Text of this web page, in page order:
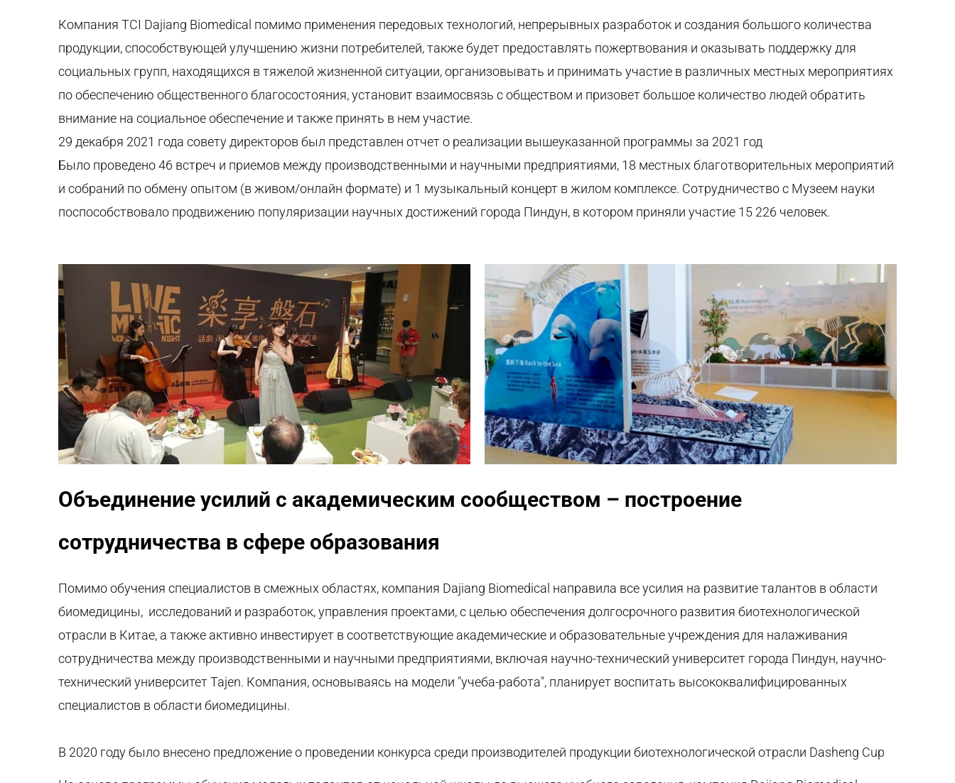
Компания TCI Dajiang Biomedical помимо применения передовых технологий, непрерывных разработок и создания большого количества
продукции, способствующей улучшению жизни потребителей, также будет предоставлять пожертвования и оказывать поддержку для
социальных групп, находящихся в тяжелой жизненной ситуации, организовывать и принимать участие в различных местных мероприятиях
по обеспечению общественного благосостояния, установит взаимосвязь с обществом и призовет большое количество людей обратить
внимание на социальное обеспечение и также принять в нем участие.
29 декабря 2021 года совету директоров был представлен отчет о реализации вышеуказанной программы за 2021 год
Было проведено 46 встреч и приемов между производственными и научными предприятиями, 18 местных благотворительных мероприятий
и собраний по обмену опытом (в живом/онлайн формате) и 1 музыкальный концерт в жилом комплексе. Сотрудничество с Музеем науки
поспособствовало продвижению популяризации научных достижений города Пиндун, в котором приняли участие 15 226 человек.
Объединение усилий с академическим сообществом – построение
сотрудничества в сфере образования
Помимо обучения специалистов в смежных областях, компания Dajiang Biomedical направила все усилия на развитие талантов в области
биомедицины, исследований и разработок, управления проектами, с целью обеспечения долгосрочного развития биотехнологической
отрасли в Китае, а также активно инвестирует в соответствующие академические и образовательные учреждения для налаживания
сотрудничества между производственными и научными предприятиями, включая научно-технический университет города Пиндун, научно-
технический университетTajen. Компания,основываясь на модели "учеба-работа", планирует воспитать высококвалифицированных
специалистов в области биомедицины.
В 2020 году было внесено предложение о проведении конкурса среди производителей продукции биотехнологической отрасли Dasheng Cup